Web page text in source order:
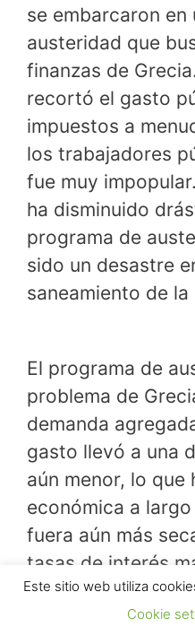
se embarcaron
austeridad que
finanzas de
recortó el gasto
impuestos a
los trabajadores
fue muy
ha disminuido
programa de
sido un desastre
saneamiento de la
El programa de
problema de
demanda
gasto llevó a una
aún menor, lo que
económica a
fuera aún más
tasas de interés
correcto
de estímulos a
Este sitio web utiliza
Cookie